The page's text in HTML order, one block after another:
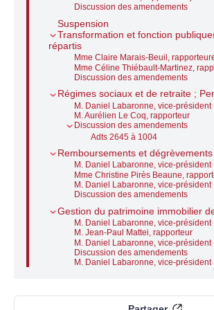
Discussion des amendements
Suspension
Transformation et fonction
répartis
Mme Claire Marais-Beuil,
Mme Céline Thiébault-Martinez,
Discussion des amendements
Régimes sociaux et de retraite ;
M. Daniel Labaronne, vice-président
M. Aurélien Le Coq, rapporteur
Discussion des amendements
Adts 2645 à 1004
Remboursements et dégrèvements
M. Daniel Labaronne, vice-président
Mme Christine Pirès Beaune,
M. Daniel Labaronne, vice-président
Discussion des amendements
Gestion du patrimoine immobilier
M. Daniel Labaronne, vice-président
M. Jean-Paul Mattei, rapporteur
M. Daniel Labaronne, vice-président
Discussion des amendements
M. Daniel Labaronne, vice-président